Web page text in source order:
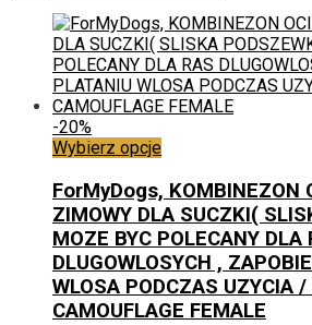
-20%
Wybierz opcjeTen
ma
wiele
wariantów.
Opcje
można
wybrać
na
ForMyDogs, KOMBINEZON
ZIMOWY DLA SUCZKI(
MOZE BYC POLECANY DLA
DLUGOWLOSYCH ,
WLOSA PODCZAS UZYCIA /
CAMOUFLAGE FEMALE